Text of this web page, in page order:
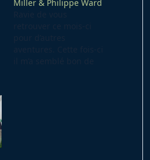
Miller & Philippe Ward